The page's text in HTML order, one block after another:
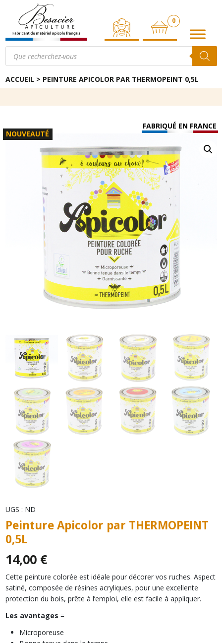
0
ARTICLE
Recherche
produits
ACCUEIL > PEINTURE APICOLOR PAR THERMOPEINT 0,5L
NOUVEAUTÉ
FABRIQUÉ EN FRANCE
UGS : ND
Peinture Apicolor par THERMOPEINT
0,5L
14,00 €
Cette peinture colorée est idéale pour décorer vos ruches. Aspect
satiné, composée de résines acryliques, pour une excellente
protection du bois, prête à l’emploi, elle est facile à appliquer.
Les avantages =
Microporeuse